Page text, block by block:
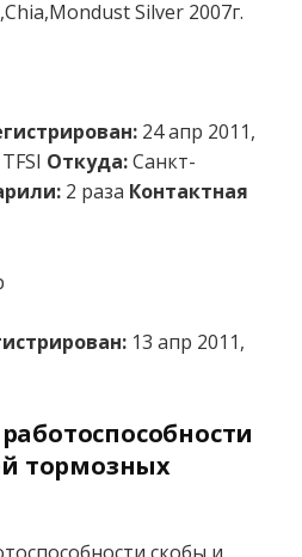
Silver 2007г.
24 апр 2011,
Откуда:Санкт-
2 раза Контактная
13 апр 2011,
тормозных